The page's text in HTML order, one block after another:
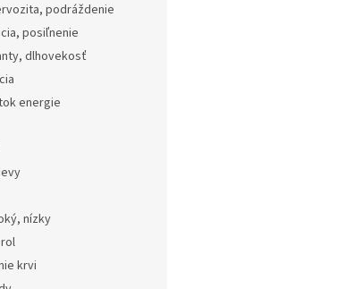
podráždenie
posiľnenie
dlhovekosť
energie
nízky
krvi